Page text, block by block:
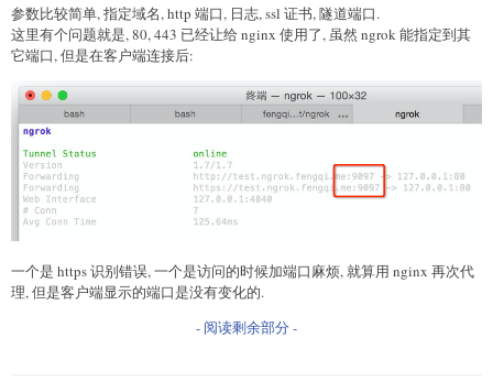
参数比较简单, 指定域名, http 端口, 日志, ssl 证书, 隧道端口.
这里有个问题就是, 80, 443 已经让给 nginx 使用了, 虽然 ngrok 能指定到其
它端口, 但是在客户端连接后:
一个是 https 识别错误, 一个是访问的时候加端口麻烦, 就算用 nginx 再次代
理, 但是客户端显示的端口是没有变化的.
- 阅读剩余部分 -